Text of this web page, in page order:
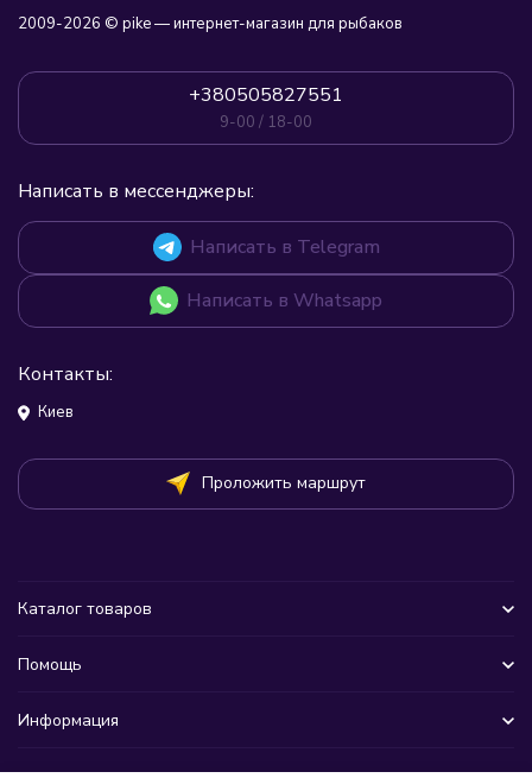
2009-2026 © pike — интернет-магазин для рыбаков
+380505827551
9-00 / 18-00
Написать в мессенджеры:
Написать в Telegram
Написать в Whatsapp
Контакты:
Киев
Проложить маршрут
Каталог товаров
Помощь
Информация